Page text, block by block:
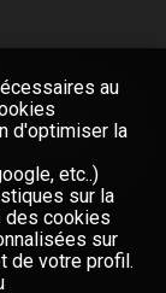
enregistrez-
au
d'optimiser la
etc..)
sur la
des cookies
sur
de votre profil.